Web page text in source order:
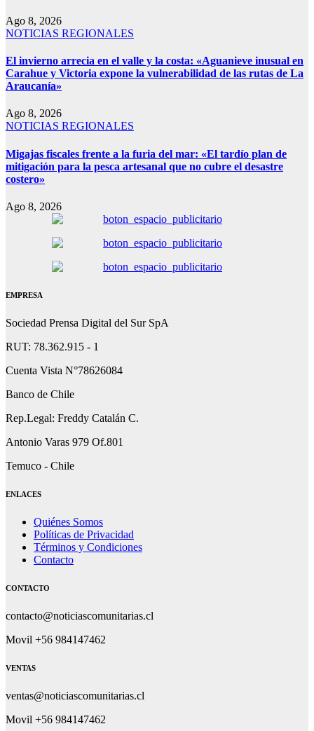
Ago 8, 2026
NOTICIAS REGIONALES
El invierno arrecia en el valle y la costa: «Aguanieve inusual en
Carahue y Victoria expone la vulnerabilidad de las rutas de La
Araucanía»
Ago 8, 2026
NOTICIAS REGIONALES
Migajas fiscales frente a la furia del mar: «El tardío plan de
mitigación para la pesca artesanal que no cubre el desastre
costero»
Ago 8, 2026
EMPRESA
Sociedad Prensa Digital del Sur SpA
RUT: 78.362.915 - 1
Cuenta Vista N°78626084
Banco de Chile
Rep.Legal: Freddy Catalán C.
Antonio Varas 979 Of.801
Temuco - Chile
ENLACES
Quiénes Somos
Políticas de Privacidad
Términos y Condiciones
Contacto
CONTACTO
contacto@noticiascomunitarias.cl
Movil +56 984147462
VENTAS
ventas@noticiascomunitarias.cl
Movil +56 984147462